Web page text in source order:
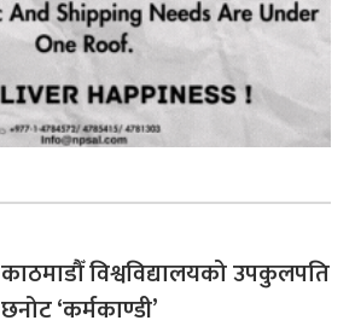
काठमाडौँ विश्वविद्यालयको उपकुलपति
छनोट ‘कर्मकाण्डी’